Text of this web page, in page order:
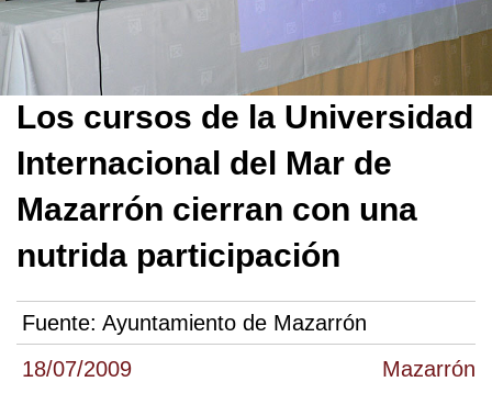
18/07/2009 Mazarrón
Los cursos de la Universidad
Internacional del Mar de
Mazarrón cierran con una
nutrida participación
Fuente: Ayuntamiento de Mazarrón